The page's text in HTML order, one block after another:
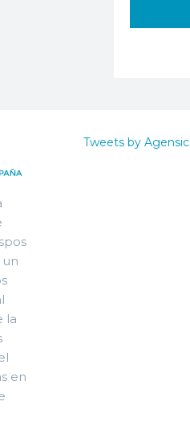
un
la
en
Tweets by Agensic